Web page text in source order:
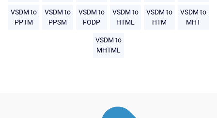
VSDM to
PPTM
VSDM to
PPSM
VSDM to
FODP
VSDM to
HTML
VSDM to
HTM
VSDM to
MHT
VSDM to
MHTML